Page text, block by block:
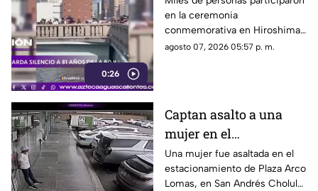
0:26
de silencio
en la ceremonia
conmemorativa en Hiroshima,
donde se recordó a las
agosto 07, 2026 05:57 p. m.
Captan asalto a una
mujer en el
estacionamiento de
Plaza Arco Lomas
Una mujer fue asaltada en el
estacionamiento de Plaza Arco
Lomas, en San Andrés Cholula.